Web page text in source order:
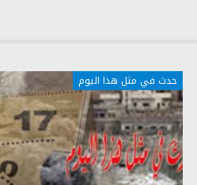
حدث في مثل هذا اليوم